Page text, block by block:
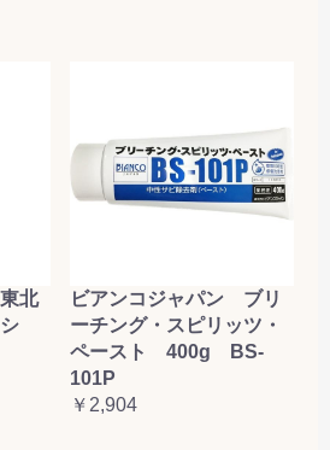
北
シ
ビアンコジャパン ブリ
ーチング・スピリッツ・
ペースト 400g BS-
101P
￥2,904